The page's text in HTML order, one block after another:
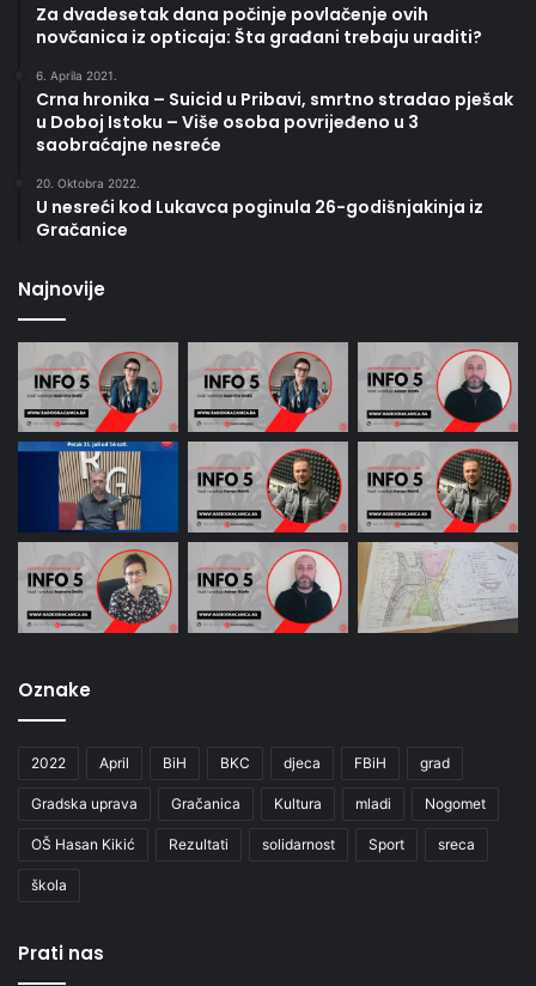
Za dvadesetak dana počinje povlačenje ovih
novčanica iz opticaja: Šta građani trebaju uraditi?
6. Aprila 2021.
Crna hronika – Suicid u Pribavi, smrtno stradao pješak
u Doboj Istoku – Više osoba povrijeđeno u 3
saobraćajne nesreće
20. Oktobra 2022.
U nesreći kod Lukavca poginula 26-godišnjakinja iz
Gračanice
Najnovije
Oznake
2022 April BiH BKC djeca FBiH grad
Gradska uprava Gračanica Kultura mladi Nogomet
OŠ Hasan Kikić Rezultati solidarnost Sport sreca
škola
Prati nas